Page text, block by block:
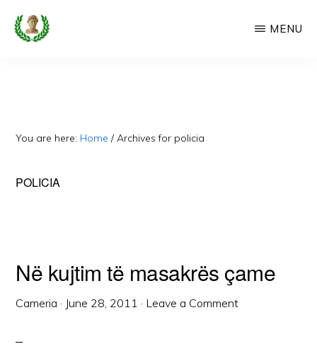
Skip
Faqe
Dedikuar
MENU
You are here: Home / Archives for policia
POLICIA
Në kujtim të masakrës çame
Cameria · June 28, 2011 · Leave a Comment